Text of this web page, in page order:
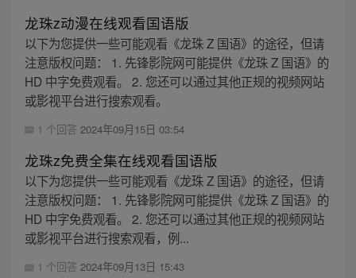
龙珠z动漫在线观看国语版
以下为您提供一些可能观看《龙珠 Z 国语》的途径，但请
注意版权问题： 1. 先锋影院网可能提供《龙珠 Z 国语》的
HD 中字免费观看。 2. 您还可以通过其他正规的视频网站
或影视平台进行搜索观看。
1 个回答 2024年09月15日 03:54
龙珠z免费全集在线观看国语版
以下为您提供一些可能观看《龙珠 Z 国语》的途径，但请
注意版权问题： 1. 先锋影院网可能提供《龙珠 Z 国语》的
HD 中字免费观看。 2. 您还可以通过其他正规的视频网站
或影视平台进行搜索观看，例...
1 个回答 2024年09月13日 15:43